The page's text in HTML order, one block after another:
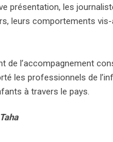
présentation, les
leurs comportements
de l’accompagnement
les professionnels de
à travers le pays.